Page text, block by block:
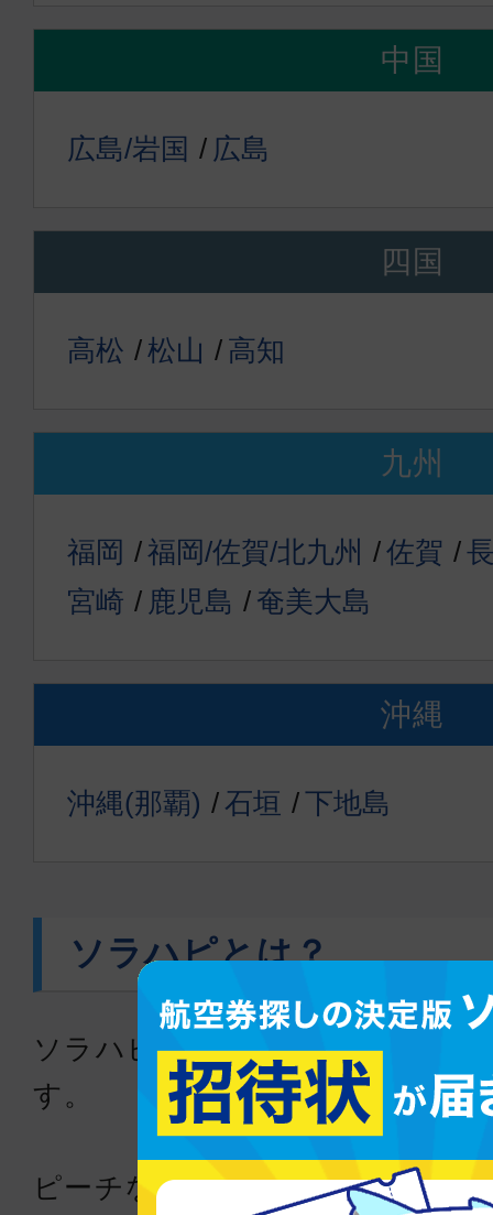
中国
広島/岩国 広島
四国
高松 松山 高知
九州
福岡 福岡/佐賀/北九州 佐賀
宮崎
鹿児島 奄美大島
沖縄
沖縄(那覇) 石垣 下地島
ソラハピとは？
ソラハピは国内格安航空券の比
す。
ピーチなどのLCCを含む国内の